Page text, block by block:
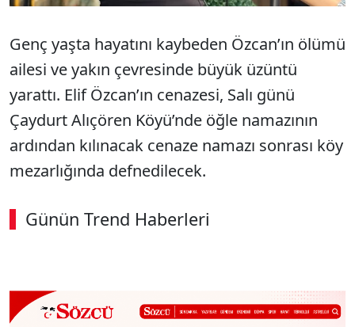
Genç yaşta hayatını kaybeden Özcan’ın ölümü
ailesi ve yakın çevresinde büyük üzüntü
yarattı. Elif Özcan’ın cenazesi, Salı günü
Çaydurt Alıçören Köyü’nde öğle namazının
ardından kılınacak cenaze namazı sonrası köy
mezarlığında defnedilecek.
Günün Trend Haberleri
00:02 / 08:15